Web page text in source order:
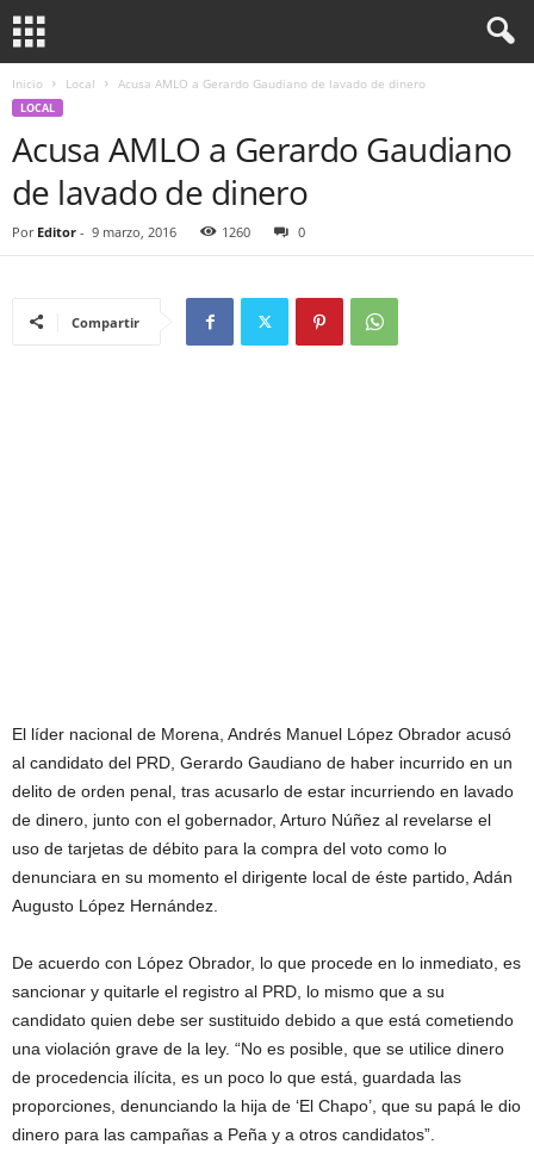
Inicio Local Acusa AMLO a Gerardo Gaudiano de lavado de dinero
LOCAL
Acusa AMLO a Gerardo Gaudiano
de lavado de dinero
Por Editor - 9 marzo, 2016 1260 0
Compartir
El líder nacional de Morena, Andrés Manuel López Obrador acusó
al candidato del PRD, Gerardo Gaudiano de haber incurrido en un
delito de orden penal, tras acusarlo de estar incurriendo en lavado
de dinero, junto con el gobernador, Arturo Núñez al revelarse el
uso de tarjetas de débito para la compra del voto como lo
denunciara en su momento el dirigente local de éste partido, Adán
Augusto López Hernández.
De acuerdo con López Obrador, lo que procede en lo inmediato, es
sancionar y quitarle el registro al PRD, lo mismo que a su
candidato quien debe ser sustituido debido a que está cometiendo
una violación grave de la ley. “No es posible, que se utilice dinero
de procedencia ilícita, es un poco lo que está, guardada las
proporciones, denunciando la hija de ‘El Chapo’, que su papá le dio
dinero para las campañas a Peña y a otros candidatos”.